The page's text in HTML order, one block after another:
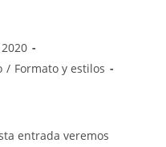
/ Formato y estilos
entrada veremos